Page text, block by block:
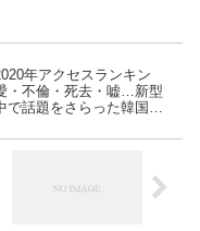
年アクセスランキン
・不倫・死去・嘘…新型
で話題をさらった韓国芸